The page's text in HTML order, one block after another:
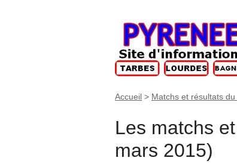
Accueil > Matchs et résultats
Les matchs
mars 2015)